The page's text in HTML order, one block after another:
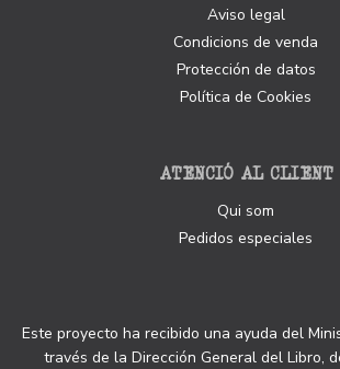
Aviso legal
Condicions de venda
Protección de datos
Política de Cookies
ATENCIÓ AL CLIENT
Qui som
Pedidos especiales
Este proyecto ha recibido una ayuda del
través de la Dirección General del Libro,